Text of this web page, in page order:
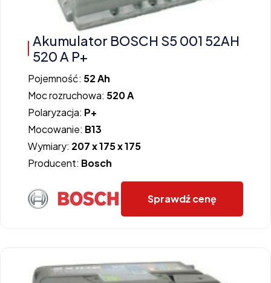
Akumulator BOSCH S5 001 52AH
520 A P+
Pojemność: 52 Ah
Moc rozruchowa: 520 A
Polaryzacja: P+
Mocowanie: B13
Wymiary: 207 x 175 x 175
Producent: Bosch
Sprawdź cenę